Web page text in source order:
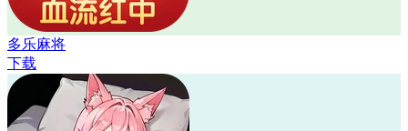
多乐麻将
下载